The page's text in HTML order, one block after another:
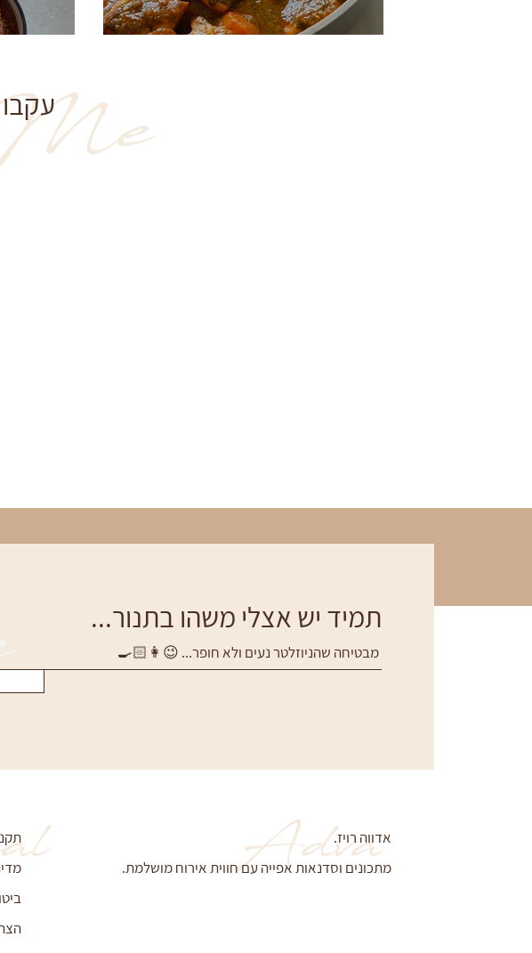
חריימה - דג מרוקאי
תמיד יש אצלי משהו בתנור...
מבטיחה שהניוזלטר נעים ולא חופר... 😉👩🏻‍🍳
Adva
אדווה רויז.
מתכונים וסדנאות אפייה עם חווית אירוח מושלמת.